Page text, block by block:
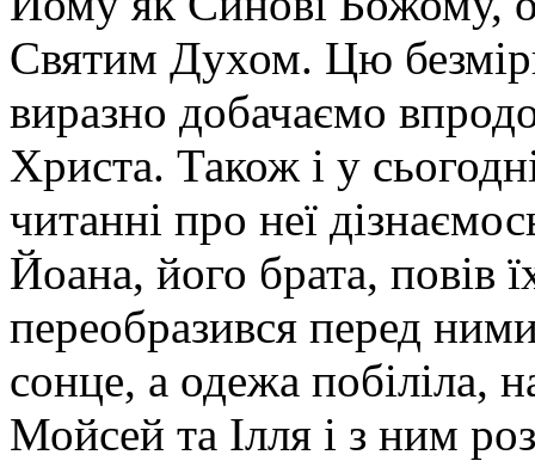
Святим Духом. Цю
виразно добачаємо
Христа. Також і у
читанні про неї
Йоана, його брата, повів
переобразився перед
сонце, а одежа побіліла,
Мойсей та Ілля і з ним